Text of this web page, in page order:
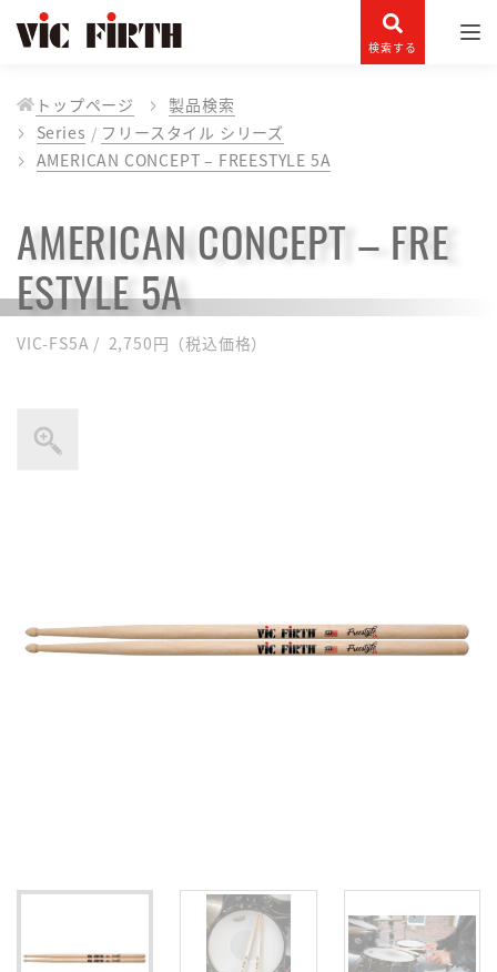
検索する
トップページ
製品検索
Series
フリースタイル シリーズ
AMERICAN CONCEPT – FREESTYLE 5A
AMERICAN CONCEPT – FRE
ESTYLE 5A
VIC-FS5A / 2,750円（税込価格）